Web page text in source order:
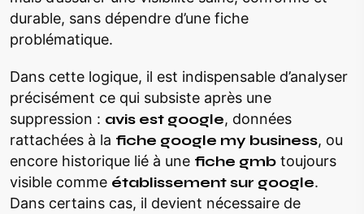
durable, sans dépendre d’une fiche
problématique.
Dans cette logique, il est indispensable d’analyser
précisément ce qui subsiste après une
suppression : avis est google, données
rattachées à la fiche google my business, ou
encore historique lié à une fiche gmb toujours
visible comme établissement sur google.
Dans certains cas, il devient nécessaire de